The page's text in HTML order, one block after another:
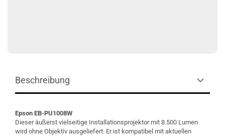
Beschreibung
Epson EB-PU1008W
Dieser äußerst vielseitige Installationsprojektor mit 8.500 Lumen
wird ohne Objektiv ausgeliefert. Er ist kompatibel mit aktuellen